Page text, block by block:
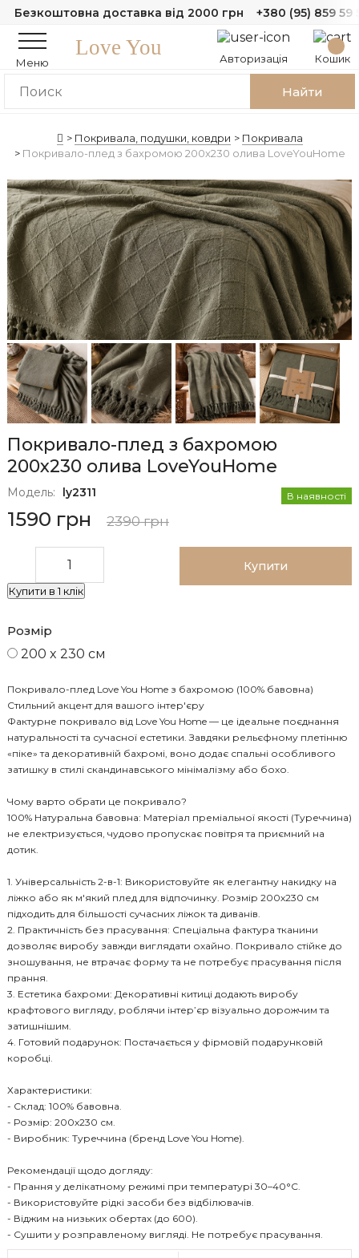
Безкоштовна доставка від 2000 грн +380 (95) 859 59
Меню
Love You Авторизація Кошик
Найти
Покривала, подушки, ковдри
Покривала
Покривало-плед з бахромою 200х230 олива LoveYouHome
Покривало-плед з бахромою
200х230 олива LoveYouHome
Модель: ly2311 В наявності
1590 грн 2390 грн
Купити
Купити в 1 клік
Розмір
200 x 230 см
Покривало-плед Love You Home з бахромою (100% бавовна)
Стильний акцент для вашого інтер'єру
Фактурне покривало від Love You Home — це ідеальне поєднання
натуральності та сучасної естетики. Завдяки рельєфному плетінню
«піке» та декоративній бахромі, воно додає спальні особливого
затишку в стилі скандинавського мінімалізму або бохо.
Чому варто обрати це покривало?
100% Натуральна бавовна: Матеріал преміальної якості (Туреччина)
не електризується, чудово пропускає повітря та приємний на
дотик.
1. Універсальність 2-в-1: Використовуйте як елегантну накидку на
ліжко або як м'який плед для відпочинку. Розмір 200х230 см
підходить для більшості сучасних ліжок та диванів.
2. Практичність без прасування: Спеціальна фактура тканини
дозволяє виробу завжди виглядати охайно. Покривало стійке до
зношування, не втрачає форму та не потребує прасування після
прання.
3. Естетика бахроми: Декоративні китиці додають виробу
крафтового вигляду, роблячи інтер’єр візуально дорожчим та
затишнішим.
4. Готовий подарунок: Постачається у фірмовій подарунковій
коробці.
Характеристики:
- Склад: 100% бавовна.
- Розмір: 200х230 см.
- Виробник: Туреччина (бренд Love You Home).
Рекомендації щодо догляду:
- Прання у делікатному режимі при температурі 30–40°C.
- Використовуйте рідкі засоби без відбілювачів.
- Віджим на низьких обертах (до 600).
- Сушити у розправленому вигляді. Не потребує прасування.